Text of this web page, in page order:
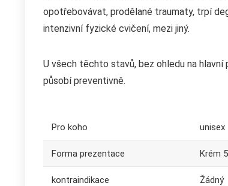
opotřebovávat, prodělané traumaty, trpí
intenzivní fyzické cvičení, mezi jiný.
U všech těchto stavů, bez ohledu na
působí preventivně.
Pro koho unisex
Forma prezentace Krém
kontraindikace Žádný